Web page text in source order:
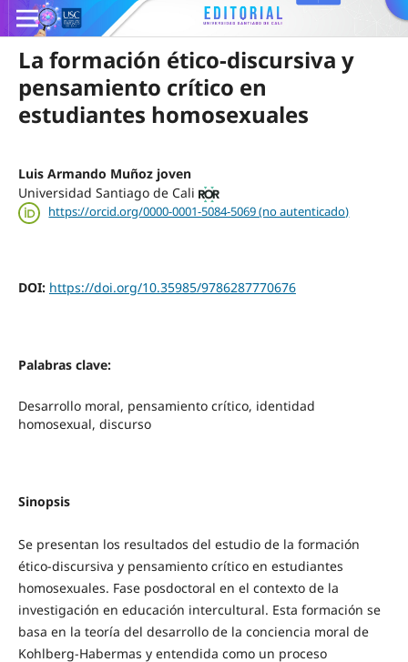
La formación ético-discursiva y
pensamiento crítico en
estudiantes homosexuales
Luis Armando Muñoz joven
Universidad Santiago de Cali
https://orcid.org/0000-0001-5084-5069 (no autenticado)
DOI: https://doi.org/10.35985/9786287770676
Palabras clave:
Desarrollo moral, pensamiento crítico, identidad
homosexual, discurso
Sinopsis
Se presentan los resultados del estudio de la formación
ético-discursiva y pensamiento crítico en estudiantes
homosexuales. Fase posdoctoral en el contexto de la
investigación en educación intercultural. Esta formación se
basa en la teoría del desarrollo de la conciencia moral de
Kohlberg-Habermas y entendida como un proceso